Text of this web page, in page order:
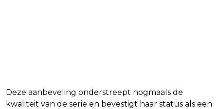
Deze aanbeveling onderstreept nogmaals de
kwaliteit van de serie en bevestigt haar status als een